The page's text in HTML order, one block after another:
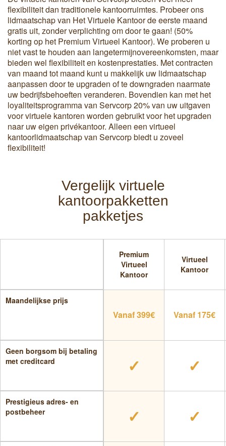
flexibiliteit dan traditionele kantoorruimtes. Probeer ons
lidmaatschap van Het Virtuele Kantoor de eerste maand
gratis uit, zonder verplichting om door te gaan! (50%
korting op het Premium Virtueel Kantoor). We proberen u
niet vast te houden aan langetermijnovereenkomsten, maar
bieden wel flexibiliteit en kostenprestaties. Met contracten
van maand tot maand kunt u makkelijk uw lidmaatschap
aanpassen door te upgraden of te downgraden naarmate
uw bedrijfsbehoeften veranderen. Bovendien kan met het
loyaliteitsprogramma van Servcorp 20% van uw uitgaven
voor virtuele kantoren worden gebruikt voor het upgraden
naar uw eigen privékantoor. Alleen een virtueel
kantoorlidmaatschap van Servcorp biedt u zoveel
flexibiliteit!
Vergelijk virtuele
kantoorpakketten
pakketjes
Premium
Virtueel
Kantoor
Virtueel
Kantoor
Maandelijkse prijs
Vanaf 399€ Vanaf 175€
Geen borgsom bij betaling
met creditcard
✓ ✓
Prestigieus adres- en
postbeheer
✓ ✓